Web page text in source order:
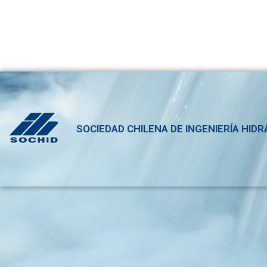
SOCIEDAD CHILENA DE INGENIERÍA